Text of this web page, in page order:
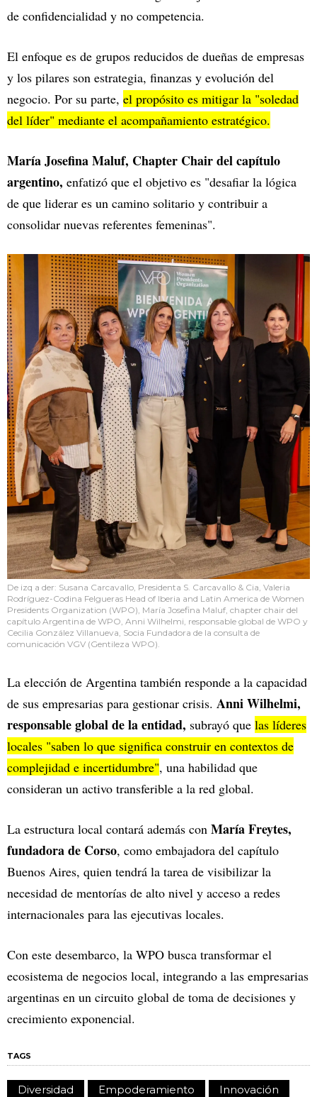
de confidencialidad y no competencia.
El enfoque es de grupos reducidos de dueñas de empresas
y los pilares son estrategia, finanzas y evolución del
negocio. Por su parte, el propósito es mitigar la "soledad
del líder" mediante el acompañamiento estratégico.
María Josefina Maluf, Chapter Chair del capítulo
argentino, enfatizó que el objetivo es "desafiar la lógica
de que liderar es un camino solitario y contribuir a
consolidar nuevas referentes femeninas".
De izq a der: Susana Carcavallo, Presidenta S. Carcavallo & Cia, Valeria
Rodríguez-Codina Felgueras Head of Iberia and Latin America de Women
Presidents Organization (WPO), María Josefina Maluf, chapter chair del
capítulo Argentina de WPO, Anni Wilhelmi, responsable global de WPO y
Cecilia González Villanueva, Socia Fundadora de la consulta de
comunicación VGV (Gentileza WPO).
La elección de Argentina también responde a la capacidad
de sus empresarias para gestionar crisis. Anni Wilhelmi,
responsable global de la entidad, subrayó que las líderes
locales "saben lo que significa construir en contextos de
complejidad e incertidumbre", una habilidad que
consideran un activo transferible a la red global.
La estructura local contará además con María Freytes,
fundadora de Corso, como embajadora del capítulo
Buenos Aires, quien tendrá la tarea de visibilizar la
necesidad de mentorías de alto nivel y acceso a redes
internacionales para las ejecutivas locales.
Con este desembarco, la WPO busca transformar el
ecosistema de negocios local, integrando a las empresarias
argentinas en un circuito global de toma de decisiones y
crecimiento exponencial.
TAGS
Diversidad Empoderamiento
Innovación